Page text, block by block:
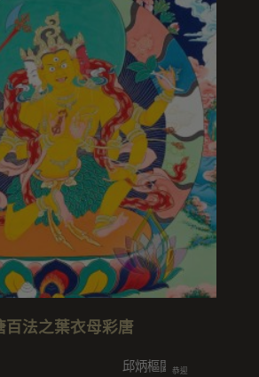
百法之葉衣母彩唐
邱炳樞闔家/王耀德闔家/賴
恭迎